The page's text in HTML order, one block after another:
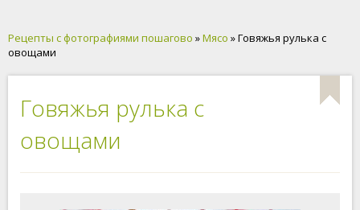
Рецепты с фотографиями пошагово »Мясо » Говяжья рулька с
овощами
Говяжья рулька с
овощами